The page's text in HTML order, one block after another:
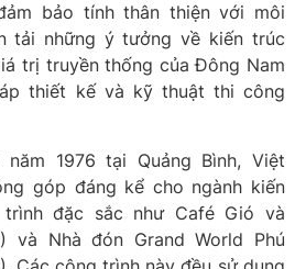
bảo tính thân thiện với môi
tải những ý tưởng về kiến trúc
trị truyền thống của Đông Nam
thiết kế và kỹ thuật thi công
1976 tại Quảng Bình, Việt
góp đáng kể cho ngành kiến
đặc sắc như Café Gió và
và Nhà đón Grand World Phú